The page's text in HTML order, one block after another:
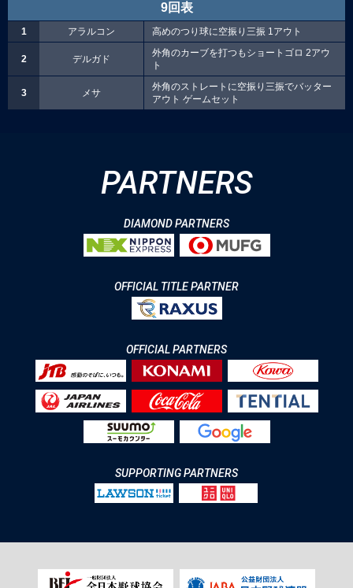
9回表
1 アラルコン 高めのつり球に空振り三振 1アウト
2 デルガド
外角のカーブを打つもショートゴロ 2アウ
ト
3 メサ
外角のストレートに空振り三振でバッター
アウト ゲームセット
PARTNERS
DIAMOND PARTNERS
OFFICIAL TITLE PARTNER
OFFICIAL PARTNERS
SUPPORTING PARTNERS